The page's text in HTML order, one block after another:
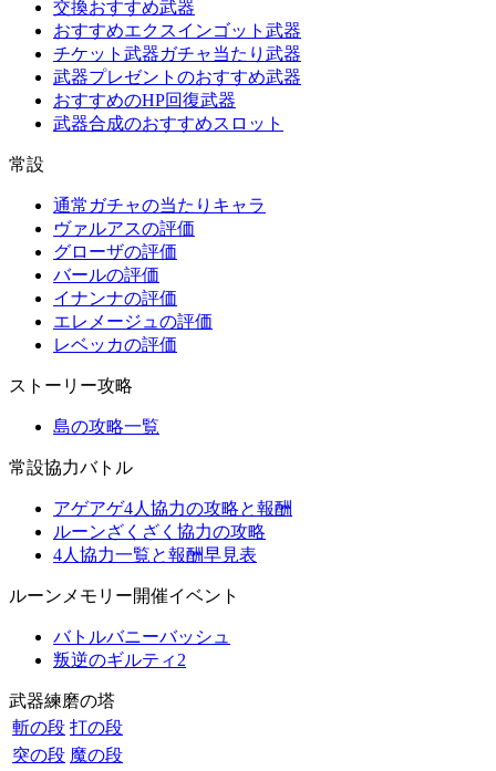
交換おすすめ武器
おすすめエクスインゴット武器
チケット武器ガチャ当たり武器
武器プレゼントのおすすめ武器
おすすめのHP回復武器
武器合成のおすすめスロット
常設
通常ガチャの当たりキャラ
ヴァルアスの評価
グローザの評価
バールの評価
イナンナの評価
エレメージュの評価
レベッカの評価
ストーリー攻略
島の攻略一覧
常設協力バトル
アゲアゲ4人協力の攻略と報酬
ルーンざくざく協力の攻略
4人協力一覧と報酬早見表
ルーンメモリー開催イベント
バトルバニーバッシュ
叛逆のギルティ2
武器練磨の塔
斬の段 打の段
突の段 魔の段